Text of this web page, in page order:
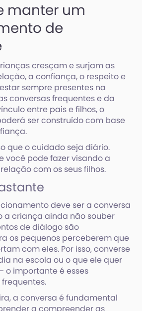
manter um
de
cresçam e surjam as
a confiança, o respeito e
sempre presentes na
conversas frequentes e da
entre pais e filhos, o
ser construído com base
que o cuidado seja diário.
você pode fazer visando a
com os seus filhos.
deve ser a conversa
a criança ainda não souber
de diálogo são
os pequenos perceberem que
com eles. Por isso, converse
na escola ou o que ele quer
o importante é esses
a conversa é fundamental